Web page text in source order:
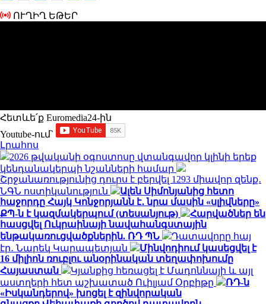
ՈՒՂԻՂ ԵԹԵՐ
Հետևե՛ք Euromedia24-ին
Youtube-ում`
Լրահոս
2026 թվականի օգոստոսը վտանգավոր կլինի երեք
կենդանակերպի նշանների համար
Շրջանառությունից դուրս է բերվել 1293 միավոր զենք․
ՆԳՆ ոստիկանություն
Ալեն Սիմոնյանից հետո
հաջորդը Հայկ Կոնջորյանն է․ նրա մասին «սլիվները»
ՔՊ-ն է կազմակերպում (տեսանյութ)
Հարվածներ են
հասցվել Ուկրաինայի նավահանգստային
ենթակառուցվածքներին. ՌԴ ՊՆ
Դատավորը հայ
էր․ Նարեկ Կարապետյան
Մինվոդիում կասեցվել է
16 միլիոն ռուբլու անօրինական տեղափոխումը
Հայաստան
Կյանքից հեռացել է Մադոննայի և այլ
աստղերի հետ աշխատած Ուիլյամ Օրբիթը
ՌԴ-ն
«Իսկանդերով» խոցել է զինվորական